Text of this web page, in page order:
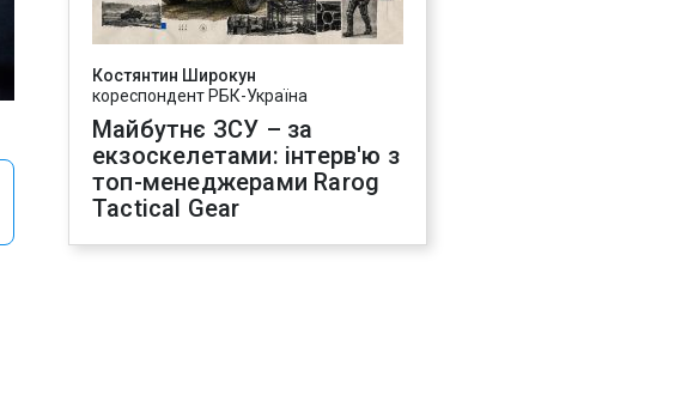
Костянтин Широкун
кореспондент РБК-Україна
Майбутнє ЗСУ – за
екзоскелетами: інтерв'ю з
топ-менеджерами Rarog
Tactical Gear